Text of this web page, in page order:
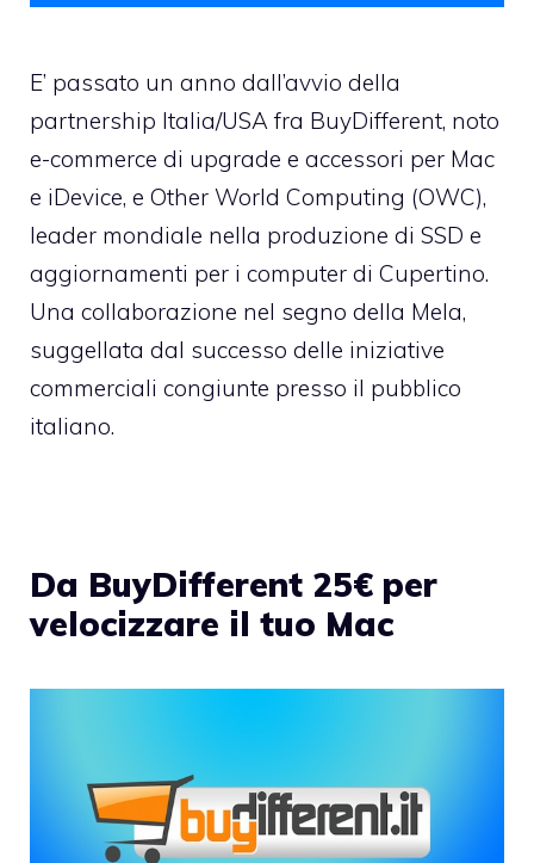
E’ passato un anno dall’avvio della
partnership Italia/USA fra BuyDifferent, noto
e-commerce di upgrade e accessori per Mac
e iDevice, e Other World Computing (OWC),
leader mondiale nella produzione di SSD e
aggiornamenti per i computer di Cupertino.
Una collaborazione nel segno della Mela,
suggellata dal successo delle iniziative
commerciali congiunte presso il pubblico
italiano.
Da BuyDifferent 25€ per
velocizzare il tuo Mac